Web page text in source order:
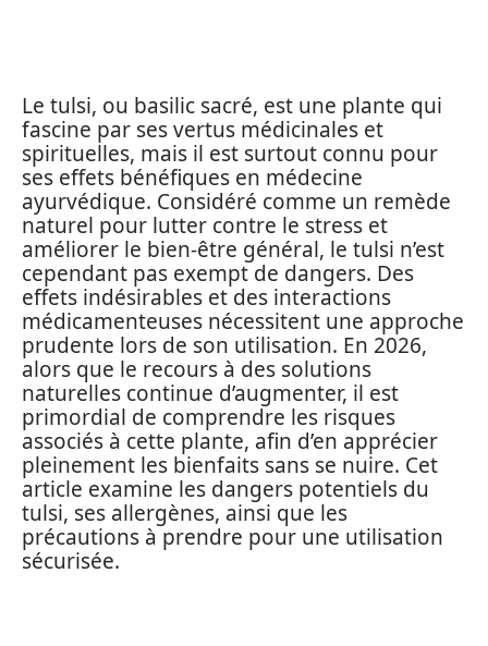
Le tulsi, ou basilic sacré, est une plante qui
fascine par ses vertus médicinales et
spirituelles, mais il est surtout connu pour
ses effets bénéfiques en médecine
ayurvédique. Considéré comme un remède
naturel pour lutter contre le stress et
améliorer le bien-être général, le tulsi n’est
cependant pas exempt de dangers. Des
effets indésirables et des interactions
médicamenteuses nécessitent une approche
prudente lors de son utilisation. En 2026,
alors que le recours à des solutions
naturelles continue d’augmenter, il est
primordial de comprendre les risques
associés à cette plante, afin d’en apprécier
pleinement les bienfaits sans se nuire. Cet
article examine les dangers potentiels du
tulsi, ses allergènes, ainsi que les
précautions à prendre pour une utilisation
sécurisée.